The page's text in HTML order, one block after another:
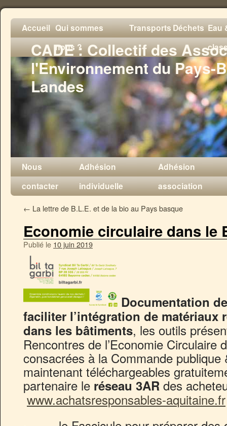
CADE : Collectif des
l'Environnement du Pays-
Landes
Accueil Qui sommes
nous ?
TransportsDéchets Eau
Nous
contacter
Adhésion
individuelle
Adhésion
association
← La lettre de B.L.E. et de la bio au Pays basque
Economie circulaire dans le
Publié le 10 juin 2019
Documentation
faciliter l’intégration de matériaux
dans les bâtiments, les outils
Rencontres de l’Economie Circulaire
consacrées à la Commande
maintenant téléchargeables
partenaire le réseau 3AR des
www.achatsresponsables-aquitaine.fr